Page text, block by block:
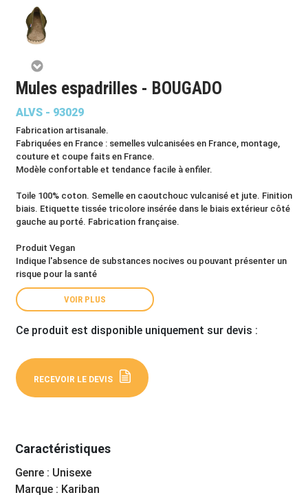
Mules espadrilles - BOUGADO
ALVS - 93029
Fabrication artisanale.
Fabriquées en France : semelles vulcanisées en France, montage,
couture et coupe faits en France.
Modèle confortable et tendance facile à enfiler.
Toile 100% coton. Semelle en caoutchouc vulcanisé et jute. Finition
biais. Etiquette tissée tricolore insérée dans le biais extérieur côté
gauche au porté. Fabrication française.
Produit Vegan
Indique l'absence de substances nocives ou pouvant présenter un
risque pour la santé
VOIR PLUS
Ce produit est disponible uniquement sur devis :
RECEVOIR LE DEVIS
Caractéristiques
Genre : Unisexe
Marque : Kariban